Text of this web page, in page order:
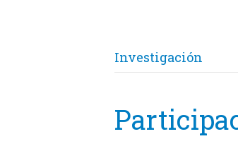
Investigación